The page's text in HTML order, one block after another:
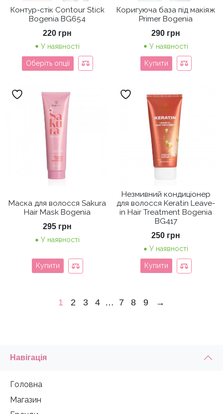
Контур-стік Contour Stick
Bogenia BG654
220 грн
У наявності
Оберіть опції
Коригуюча база під макіяж
Primer Bogenia
290 грн
У наявності
Купити
Маска для волосся Sakura
Hair Mask Bogenia
295 грн
У наявності
Купити
Незмивний кондиціонер
для волосся Keratin Leave-
in Hair Treatment Bogenia
BG417
250 грн
У наявності
Купити
1 2 3 4 … 7 8 9 →
Навігація
Головна
Магазин